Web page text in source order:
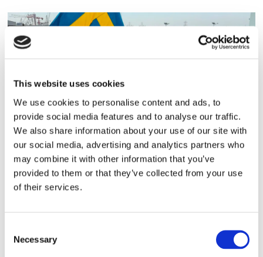
This website uses cookies
We use cookies to personalise content and ads, to
provide social media features and to analyse our traffic.
We also share information about your use of our site with
our social media, advertising and analytics partners who
may combine it with other information that you’ve
provided to them or that they’ve collected from your use
of their services.
Selection
Necessary
Sirius tar leverans av
nybygge